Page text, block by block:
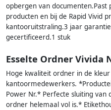
opbergen van documenten.Past
producten en bij de Rapid Vivid
kantooruitstraling.3 jaar
gecertificeerd.1 stuk
Esselte Ordner Vivida
Hoge kwaliteit ordner in de
kantoormedewerkers.
Power Nr.* Perfecte sluiting van
ordner helemaal vol is.*